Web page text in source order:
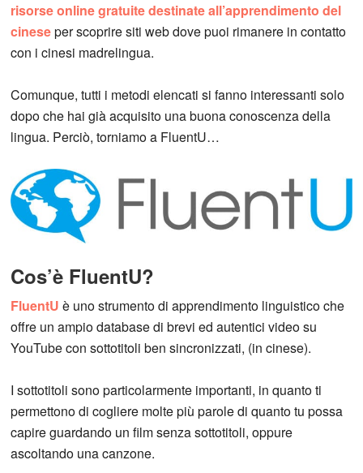
risorse online gratuite destinate all’apprendimento del
cineseper scoprire siti web dove puoi rimanere in contatto
con i cinesi madrelingua.
Comunque, tutti i metodi elencati si fanno interessanti solo
dopo che hai già acquisito una buona conoscenza della
lingua. Perciò, torniamo a FluentU…
Cos’è FluentU?
FluentU è uno strumento di apprendimento linguistico che
offre un ampio database di brevi ed autentici video su
YouTube con sottotitoli ben sincronizzati, (in cinese).
I sottotitoli sono particolarmente importanti, in quanto ti
permettono di cogliere molte più parole di quanto tu possa
capire guardando un film senza sottotitoli, oppure
ascoltando una canzone.